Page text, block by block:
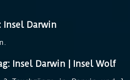
Insel Darwin
Insel Darwin | Insel Wolf